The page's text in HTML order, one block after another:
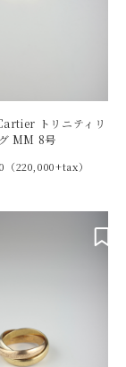
トリニティリ
MM 8号
（220,000+tax）